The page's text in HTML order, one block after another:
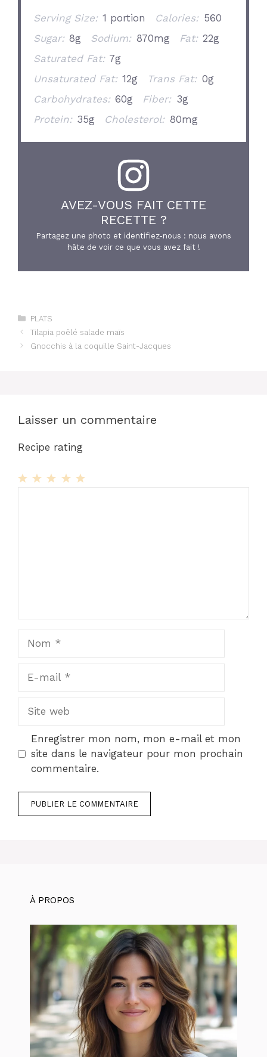
Serving Size: 1 portion Calories: 560
Sugar: 8g Sodium: 870mg Fat: 22g
Saturated Fat: 7g
Unsaturated Fat: 12g Trans Fat: 0g
Carbohydrates: 60g Fiber: 3g
Protein: 35g Cholesterol: 80mg
AVEZ-VOUS FAIT CETTE
RECETTE ?
Partagez une photo et identifiez-nous : nous avons
hâte de voir ce que vous avez fait !
Catégories
PLATS
Tilapia poêlé salade maïs
Gnocchis à la coquille Saint-Jacques
Laisser un commentaire
Recipe rating
Site
Enregistrer mon nom, mon e-mail et mon
site dans le navigateur pour mon prochain
commentaire.
À PROPOS